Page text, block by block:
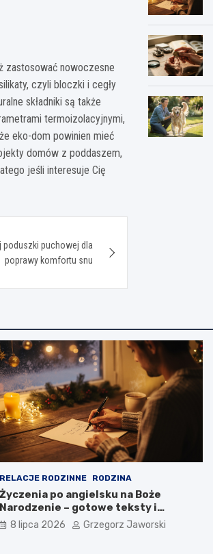
zastosować nowoczesne
czyli bloczki i cegły
składniki są także
termoizolacyjnymi,
eko-dom powinien mieć
domów z poddaszem,
jeśli interesuje Cię
poduszki puchowej dla
poprawy komfortu snu
RELACJE RODZINNE RODZINA
Życzenia po angielsku na Boże
Narodzenie – gotowe teksty i
tłumaczenia
8 lipca 2026 Grzegorz Jaworski